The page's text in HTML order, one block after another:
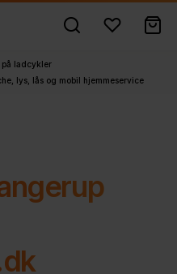
på ladcykler
lys, lås og mobil hjemmeservice